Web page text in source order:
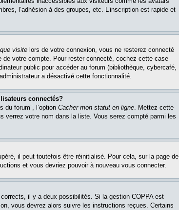
l’adhésion à des groupes, etc. L’inscription est rapide et
visite lors de votre connexion, vous ne resterez connecté
de votre compte. Pour rester connecté, cochez cette case
public pour accéder au forum (bibliothèque, cybercafé,
a désactivé cette fonctionnalité.
connectés?
du forum”, l’option Cacher mon statut en ligne. Mettez cette
verrez votre nom dans la liste. Vous serez compté parmi les
il peut toutefois être réinitialisé. Pour cela, sur la page de
et vous devriez pouvoir à nouveau vous connecter.
il y a deux possibilités. Si la gestion COPPA est
vous devrez alors suivre les instructions reçues. Certains